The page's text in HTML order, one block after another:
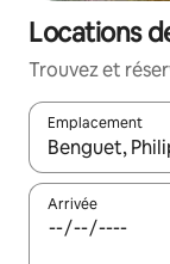
Locations
Trouvez et
Emplacement
Quand les
Arrivée